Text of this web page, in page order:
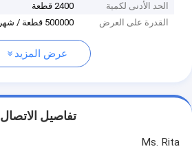
الحد الأدنى لكمية
2400 قطعة
القدرة على العرض
500000 قطعة / شهر
عرض المزيد
تفاصيل الاتصال
Ms. Rita